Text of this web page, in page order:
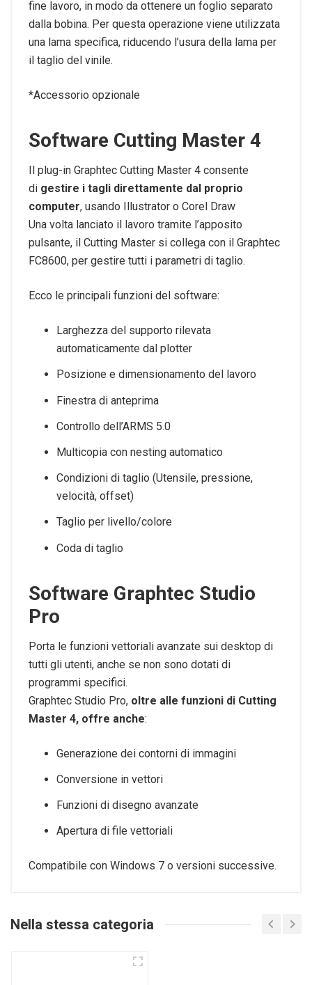
fine lavoro, in modo da ottenere un foglio separato
dalla bobina. Per questa operazione viene utilizzata
una lama specifica, riducendo l’usura della lama per
il taglio del vinile.
*Accessorio opzionale
Software Cutting Master 4
Il plug-in Graphtec Cutting Master 4 consente
di gestire i tagli direttamente dal proprio
computer, usando Illustrator o Corel Draw
Una volta lanciato il lavoro tramite l’apposito
pulsante, il Cutting Master si collega con il Graphtec
FC8600, per gestire tutti i parametri di taglio.
Ecco le principali funzioni del software:
Larghezza del supporto rilevata
automaticamente dal plotter
Posizione e dimensionamento del lavoro
Finestra di anteprima
Controllo dell’ARMS 5.0
Multicopia con nesting automatico
Condizioni di taglio (Utensile, pressione,
velocità, offset)
Taglio per livello/colore
Coda di taglio
Software Graphtec Studio
Pro
Porta le funzioni vettoriali avanzate sui desktop di
tutti gli utenti, anche se non sono dotati di
programmi specifici.
Graphtec Studio Pro, oltre alle funzioni di Cutting
Master 4, offre anche:
Generazione dei contorni di immagini
Conversione in vettori
Funzioni di disegno avanzate
Apertura di file vettoriali
Compatibile con Windows 7 o versioni successive.
Nella stessa categoria